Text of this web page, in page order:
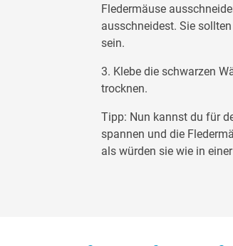
Fledermäuse
ausschneidest. Sie
sein.
3. Klebe die schwarzen
trocknen.
Tipp: Nun kannst du für
spannen und die
als würden sie wie in